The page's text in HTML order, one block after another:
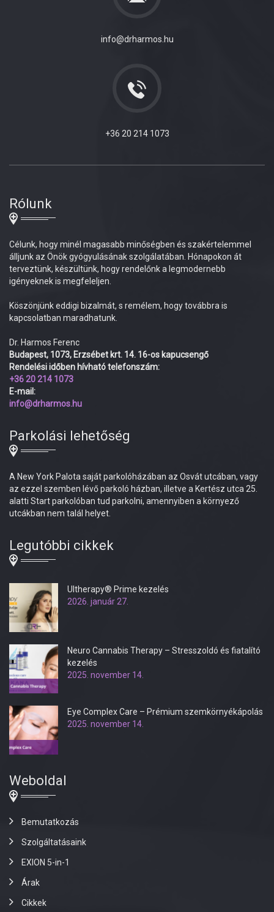
info@drharmos.hu
+36 20 214 1073
Rólunk
Célunk, hogy minél magasabb minőségben és szakértelemmel
álljunk az Önök gyógyulásának szolgálatában. Hónapokon át
terveztünk, készültünk, hogy rendelőnk a legmodernebb
igényeknek is megfeleljen.
Köszönjünk eddigi bizalmát, s remélem, hogy továbbra is
kapcsolatban maradhatunk.
Dr. Harmos Ferenc
Budapest, 1073, Erzsébet krt. 14. 16-os kapucsengő
Rendelési időben hívható telefonszám:
+36 20 214 1073
E-mail:
info@drharmos.hu
Parkolási lehetőség
A New York Palota saját parkolóházában az Osvát utcában, vagy
az ezzel szemben lévő parkoló házban, illetve a Kertész utca 25.
alatti Start parkolóban tud parkolni, amennyiben a környező
utcákban nem talál helyet.
Legutóbbi cikkek
Ultherapy® Prime kezelés
2026. január 27.
Neuro Cannabis Therapy – Stresszoldó és fiatalító
kezelés
2025. november 14.
Eye Complex Care – Prémium szemkörnyékápolás
2025. november 14.
Weboldal
Bemutatkozás
Szolgáltatásaink
EXION 5-in-1
Árak
Cikkek